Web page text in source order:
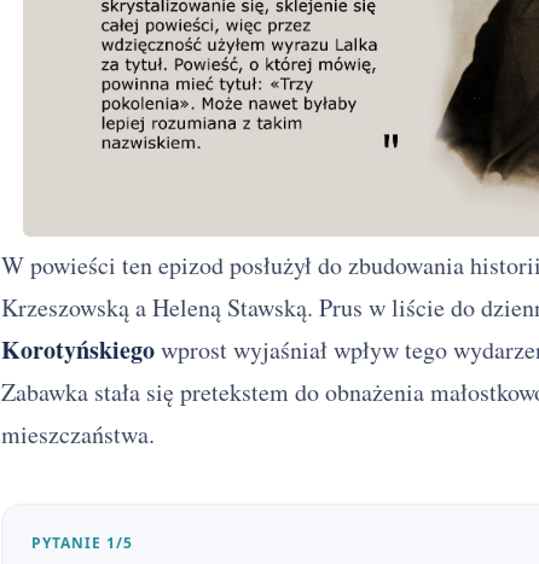
W powieści ten epizod posłużył do zbudowania
Krzeszowską a Heleną Stawską. Prus w liście do
Korotyńskiegowprost wyjaśniał wpływ tego
Zabawka stała się pretekstem do obnażenia
mieszczaństwa.
PYTANIE 1/5
Lalka - streszczenie krótkie i szczegółowe
Plan wydarzeń - Lalka